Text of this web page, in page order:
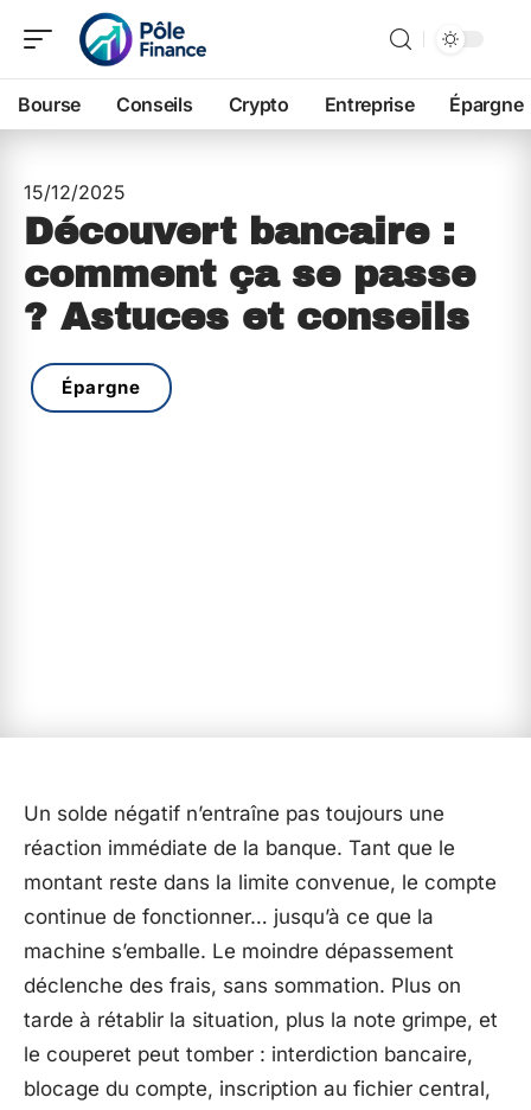
Bourse Conseils Crypto Entreprise Épargne
15/12/2025
Découvert bancaire :
comment ça se passe
? Astuces et conseils
Épargne
Un solde négatif n’entraîne pas toujours une
réaction immédiate de la banque. Tant que le
montant reste dans la limite convenue, le compte
continue de fonctionner… jusqu’à ce que la
machine s’emballe. Le moindre dépassement
déclenche des frais, sans sommation. Plus on
tarde à rétablir la situation, plus la note grimpe, et
le couperet peut tomber : interdiction bancaire,
blocage du compte, inscription au fichier central,